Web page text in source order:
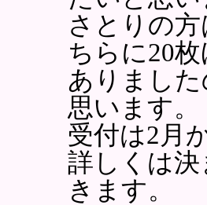
さとりの
ちらに20
ありまし
思います。
受付は2月
詳しくは
きます。